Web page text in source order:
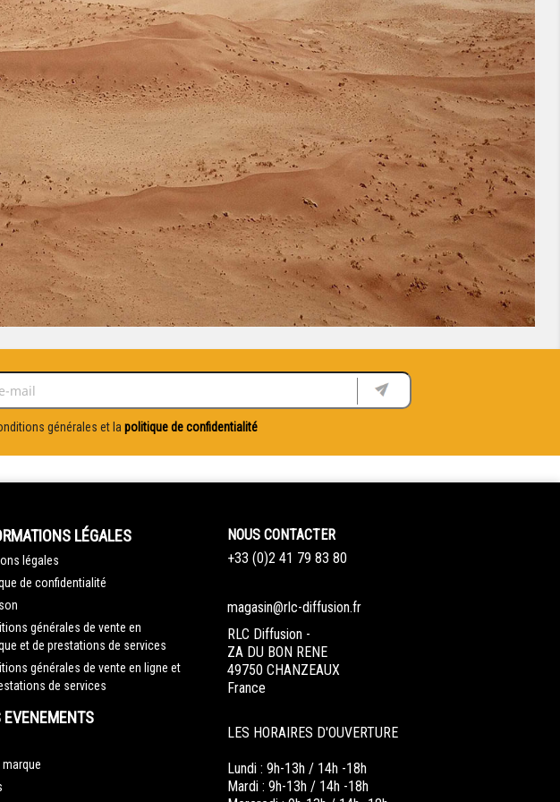
générales et la politique de confidentialité
LÉGALES
légales
de confidentialité
générales de vente en
et de prestations de services
générales de vente en ligne et
de services
EVENEMENTS
marque
NOUS CONTACTER
+33 (0)2 41 79 83 80
magasin@rlc-diffusion.fr
RLC Diffusion -
ZA DU BON RENE
49750 CHANZEAUX
France
LES HORAIRES D'OUVERTURE
Lundi : 9h-13h / 14h -18h
Mardi : 9h-13h / 14h -18h